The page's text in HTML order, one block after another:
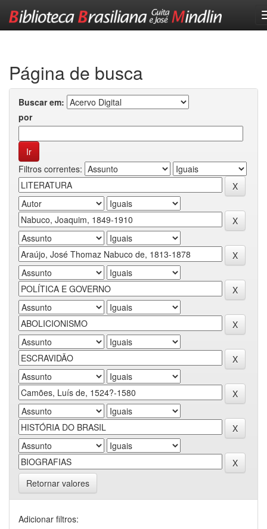
Página de busca
Buscar em:
por
Filtros correntes:
Retornar valores
Adicionar filtros: